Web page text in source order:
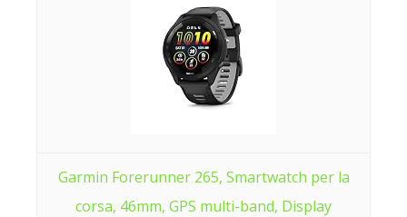
Garmin Forerunner 265, Smartwatch per la
corsa, 46mm, GPS multi-band, Display